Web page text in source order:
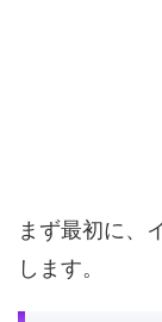
まず最初に、
します。